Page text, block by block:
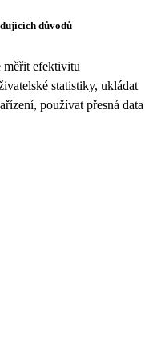
důvodů
měřit efektivitu
statistiky, ukládat
používat přesná data